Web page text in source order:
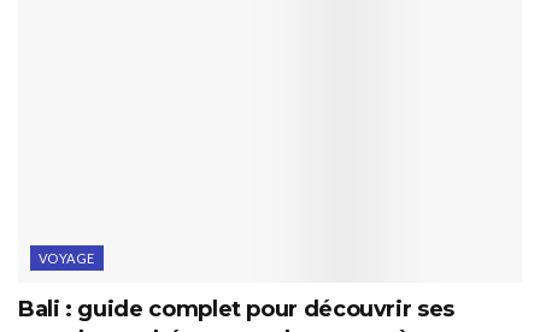
VOYAGE
Bali : guide complet pour découvrir ses